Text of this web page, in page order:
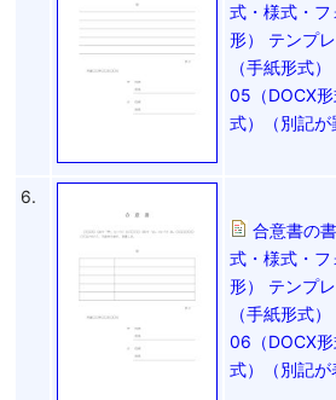
式・様式・
形） テンプ
（手紙形式
05（DOCX
式）（別記が
6.
合意書の
式・様式・
形） テンプ
（手紙形式
06（DOCX
式）（別記が